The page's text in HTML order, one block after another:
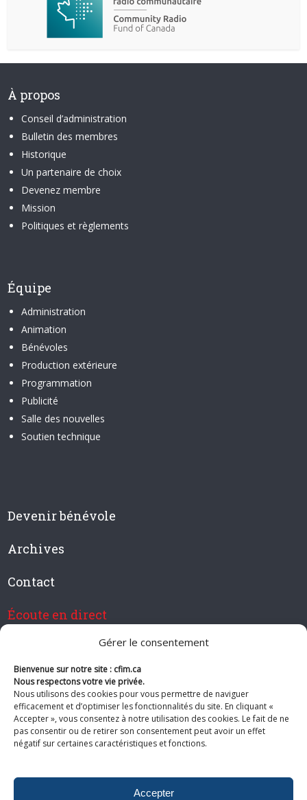
Gérer le consentement
Bienvenue sur notre site : cfim.ca
Nous respectons votre vie privée.
Nous utilisons des cookies pour vous permettre de naviguer
efficacement et d’optimiser les fonctionnalités du site. En cliquant «
Accepter », vous consentez à notre utilisation des cookies. Le fait de ne
pas consentir ou de retirer son consentement peut avoir un effet
négatif sur certaines caractéristiques et fonctions.
Accepter
À propos
Conseil d’administration
Bulletin des membres
Historique
Un partenaire de choix
Devenez membre
Mission
Politiques et règlements
Équipe
Administration
Animation
Bénévoles
Production extérieure
Programmation
Publicité
Salle des nouvelles
Soutien technique
Devenir bénévole
Archives
Contact
Écoute en direct
Devenir membre de CFIM
Suivez-nous